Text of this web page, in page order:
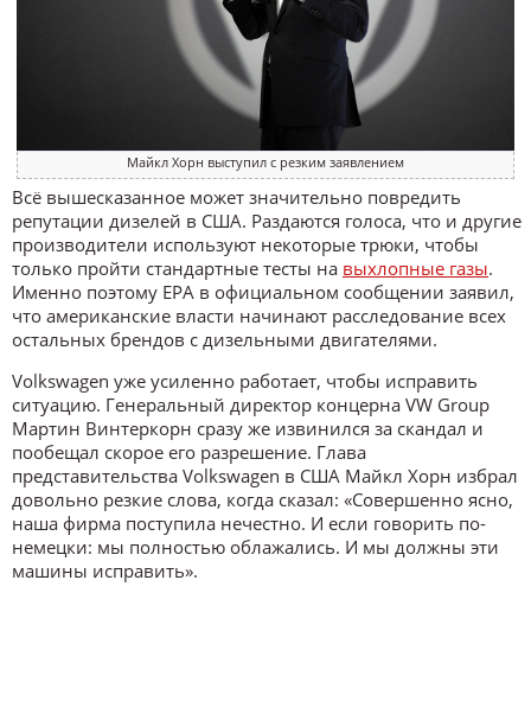
Майкл Хорн выступил с резким заявлением
Всё вышесказанное может значительно повредить
репутации дизелей в США. Раздаются голоса, что и другие
производители используют некоторые трюки, чтобы
только пройти стандартные тесты на выхлопные газы.
Именно поэтому EPA в официальном сообщении заявил,
что американские власти начинают расследование всех
остальных брендов с дизельными двигателями.
Volkswagen уже усиленно работает, чтобы исправить
ситуацию. Генеральный директор концерна VW Group
Мартин Винтеркорн сразу же извинился за скандал и
пообещал скорое его разрешение. Глава
представительства Volkswagen в США Майкл Хорн избрал
довольно резкие слова, когда сказал: «Совершенно ясно,
наша фирма поступила нечестно. И если говорить по-
немецки: мы полностью облажались. И мы должны эти
машины исправить».